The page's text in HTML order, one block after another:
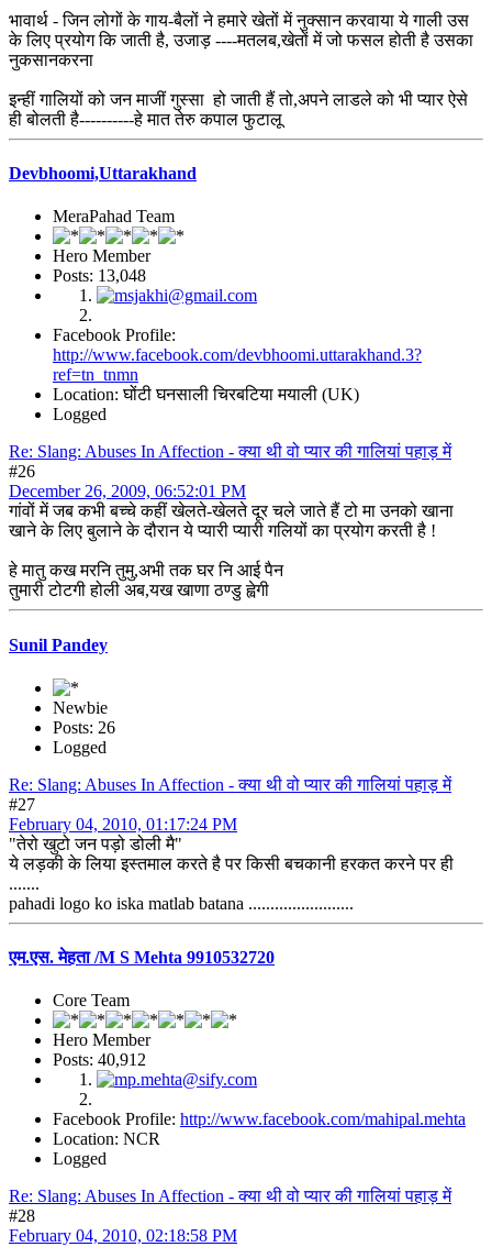
भावार्थ - जिन लोगों के गाय-बैलों ने हमारे खेतों में नुक्सान करवाया ये गाली उस
के लिए प्रयोग कि जाती है, उजाड़ ----मतलब,खेतों में जो फसल होती है उसका
नुकसानकरना
इन्हीं गालियों को जन माजीं गुस्सा हो जाती हैं तो,अपने लाडले को भी प्यार ऐसे
ही बोलती है----------हे मात तेरु कपाल फुटालू
Devbhoomi,Uttarakhand
MeraPahad Team
Hero Member
Posts: 13,048
Facebook Profile:
http://www.facebook.com/devbhoomi.uttarakhand.3?
ref=tn_tnmn
Location: घोंटी घनसाली चिरबटिया मयाली (UK)
Logged
Re: Slang: Abuses In Affection - क्या थी वो प्यार की गालियां पहाड़ में
#26
December 26, 2009, 06:52:01 PM
गांवों में जब कभी बच्चे कहीं खेलते-खेलते दूर चले जाते हैं टो मा उनको खाना
खाने के लिए बुलाने के दौरान ये प्यारी प्यारी गलियों का प्रयोग करती है !
हे मातु कख मरनि तुमु,अभी तक घर नि आई पैन
तुमारी टोटगी होली अब,यख खाणा ठण्डु ह्वेगी
Sunil Pandey
Newbie
Posts: 26
Logged
Re: Slang: Abuses In Affection - क्या थी वो प्यार की गालियां पहाड़ में
#27
February 04, 2010, 01:17:24 PM
"तेरो खुटो जन पड़ो डोली मै"
ये लड़की के लिया इस्तमाल करते है पर किसी बचकानी हरकत करने पर ही
.......
pahadi logo ko iska matlab batana ........................
एम.एस. मेहता /M S Mehta 9910532720
Core Team
Hero Member
Posts: 40,912
Facebook Profile: http://www.facebook.com/mahipal.mehta
Location: NCR
Logged
Re: Slang: Abuses In Affection - क्या थी वो प्यार की गालियां पहाड़ में
#28
February 04, 2010, 02:18:58 PM